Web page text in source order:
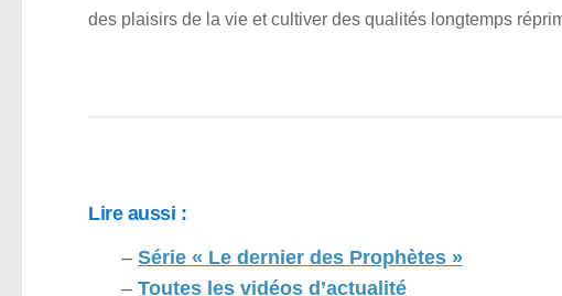
des plaisirs de la vie et cultiver des qualités longtemps
Lire aussi :
– Série « Le dernier des Prophètes »
– Toutes les vidéos d’actualité